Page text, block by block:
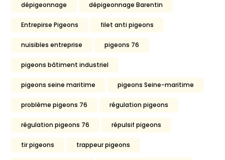
dépigeonnage dépigeonnage Barentin
Entrepirse Pigeons filet anti pigeons
nuisibles entreprise pigeons 76
pigeons bâtiment industriel
pigeons seine maritime pigeons Seine-maritime
problème pigeons 76 régulation pigeons
régulation pigeons 76 répulsif pigeons
tir pigeons trappeur pigeons